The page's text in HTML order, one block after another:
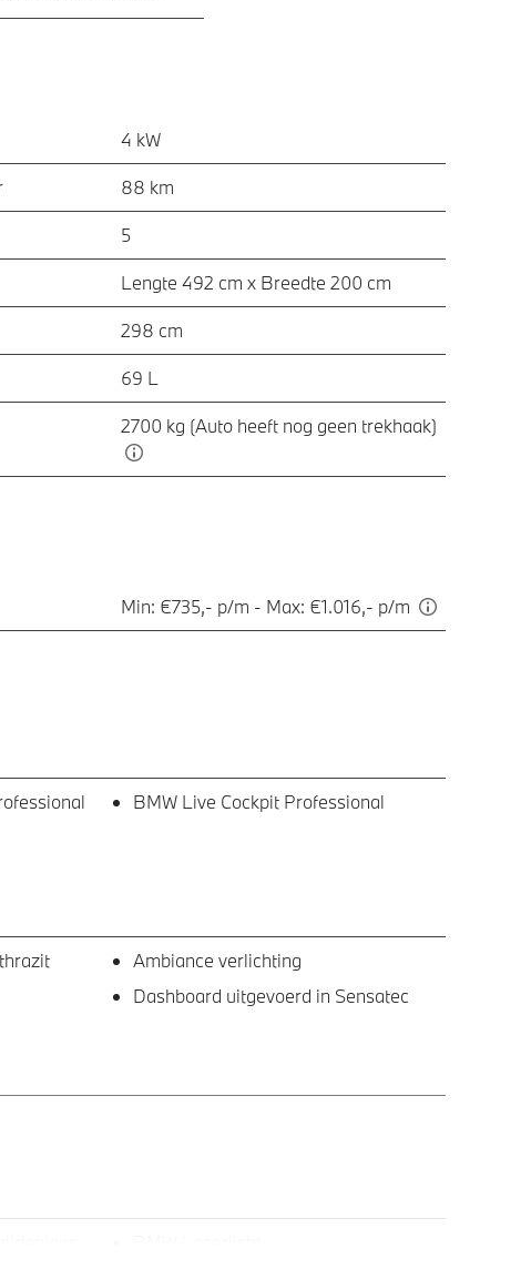
4 kW
88 km
5
Lengte 492 cm x Breedte 200 cm
298 cm
69 L
2700 kg (Auto heeft nog geen trekhaak)
Min: €735,- p/m - Max: €1.016,- p/m
BMW Live Cockpit Professional
Ambiance verlichting
Dashboard uitgevoerd in Sensatec